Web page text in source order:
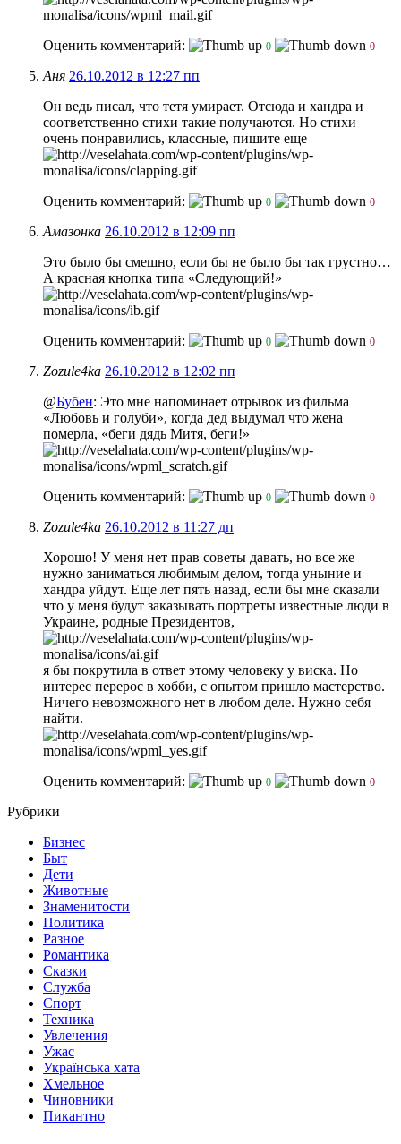
Оценить комментарий: 0 0
Аня 26.10.2012 в 12:27 пп
Он ведь писал, что тетя умирает. Отсюда и хандра и
соответственно стихи такие получаются. Но стихи
очень понравились, классные, пишите еще
Оценить комментарий: 0 0
Амазонка 26.10.2012 в 12:09 пп
Это было бы смешно, если бы не было бы так грустно…
А красная кнопка типа «Следующий!»
Оценить комментарий: 0 0
Zozule4ka 26.10.2012 в 12:02 пп
@Бубен: Это мне напоминает отрывок из фильма
«Любовь и голуби», когда дед выдумал что жена
померла, «беги дядь Митя, беги!»
Оценить комментарий: 0 0
Zozule4ka 26.10.2012 в 11:27 дп
Хорошо! У меня нет прав советы давать, но все же
нужно заниматься любимым делом, тогда уныние и
хандра уйдут. Еще лет пять назад, если бы мне сказали
что у меня будут заказывать портреты известные люди в
Украине, родные Президентов,
я бы покрутила в ответ этому человеку у виска. Но
интерес перерос в хобби, с опытом пришло мастерство.
Ничего невозможного нет в любом деле. Нужно себя
найти.
Оценить комментарий: 0 0
Рубрики
Бизнес
Быт
Дети
Животные
Знаменитости
Политика
Разное
Романтика
Сказки
Служба
Спорт
Техника
Увлечения
Ужас
Українська хата
Хмельное
Чиновники
Пикантно